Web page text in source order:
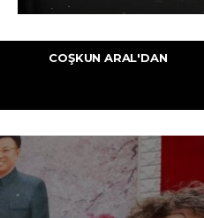
COŞKUN ARAL'DAN